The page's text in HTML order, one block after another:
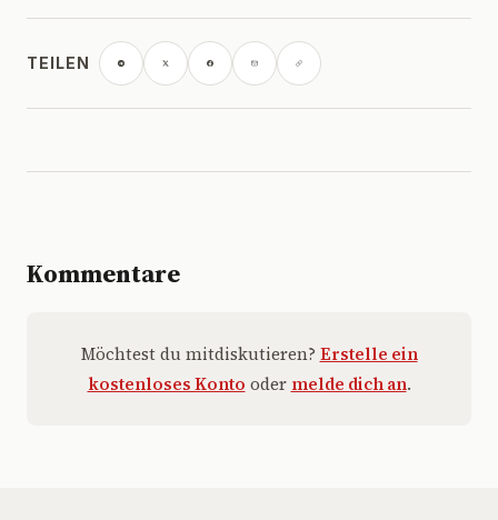
TEILEN
Kommentare
Möchtest du mitdiskutieren? Erstelle ein
kostenloses Konto oder melde dich an.